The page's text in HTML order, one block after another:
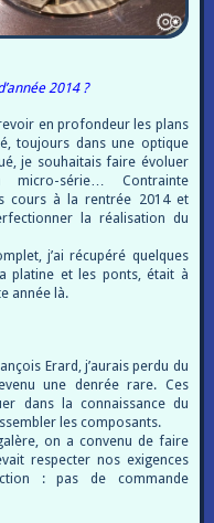
2014 ?
en profondeur les plans
toujours dans une optique
je souhaitais faire évoluer
série… Contrainte
cours à la rentrée 2014 et
la réalisation du
j’ai récupéré quelques
platine et les ponts, était à
année là.
Erard, j’aurais perdu du
une denrée rare. Ces
dans la connaissance du
les composants.
on a convenu de faire
respecter nos exigences
: pas de commande